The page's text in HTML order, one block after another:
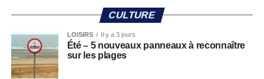
CULTURE
LOISIRS Il y a 3 jours
Été – 5 nouveaux panneaux à reconnaître
sur les plages